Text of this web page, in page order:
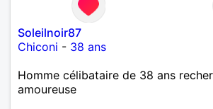
Soleilnoir87
Chiconi - 38 ans
Homme célibataire de 38 ans
amoureuse